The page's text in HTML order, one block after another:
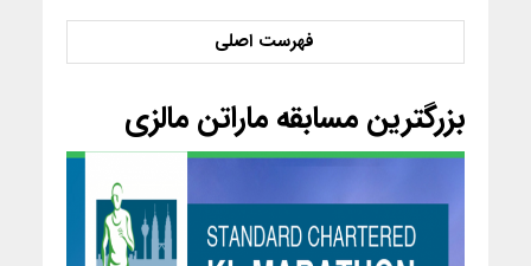
بزرگترین مسابقه ماراتن مالزی